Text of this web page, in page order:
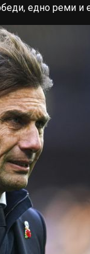
едно реми и